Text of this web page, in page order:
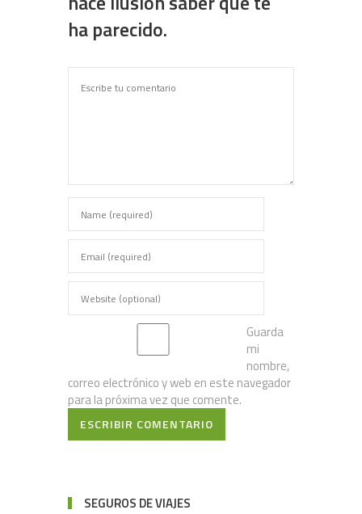
ha parecido.
Guarda
mi
nombre,
correo electrónico y web en este navegador
para la próxima vez que comente.
ESCRIBIR COMENTARIO
SEGUROS DE VIAJES